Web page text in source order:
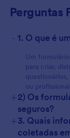
Perguntas
- 1. O que é
Um
para criar,
ou
+2) Os
seguros?
+3. Quais
coletadas